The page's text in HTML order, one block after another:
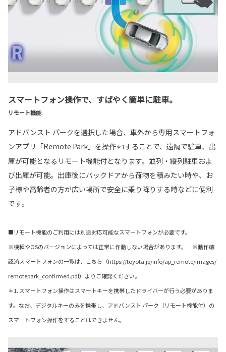
スマートフォン操作で、すばやく簡単に駐車。
リモート機能
アドバンスト パークを選択した場合、車外から専用スマートフォ
ンアプリ「Remote Park」を操作＊1することで、遠隔で駐車、出
庫が可能となるリモート機能付となります。並列・縦列駐車およ
び出庫が可能。出庫後にバックドアから荷物を積みたい時や、お
子様や高齢者の方が広い場所で安全に乗り降りする時などに便利
です。
■リモート機能のご利用には別途対応可能なスマートフォンが必要です。
※機種やOSのバージョンによっては正常に作動しない場合があります。 ※動作確
認済スマートフォンの一覧は、こちら（https://toyota.jp/info/ap_remote/images/
remotepark_confirmed.pdf）よりご確認ください。
＊1. スマートフォン操作はスマートキーを携帯したドライバーが行う必要がありま
す。なお、デジタルキーのみを携帯し、アドバンスト パーク（リモート機能付）の
スマートフォン操作をすることはできません。